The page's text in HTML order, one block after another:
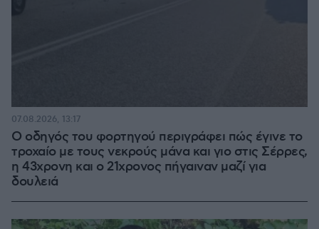
Ο οδηγός του φορτηγού περιγράφει πώς έγινε το
τροχαίο με τους νεκρούς μάνα και γιο στις Σέρρες,
η 43χρονη και ο 21χρονος πήγαιναν μαζί για
δουλειά
07.08.2026, 13:17